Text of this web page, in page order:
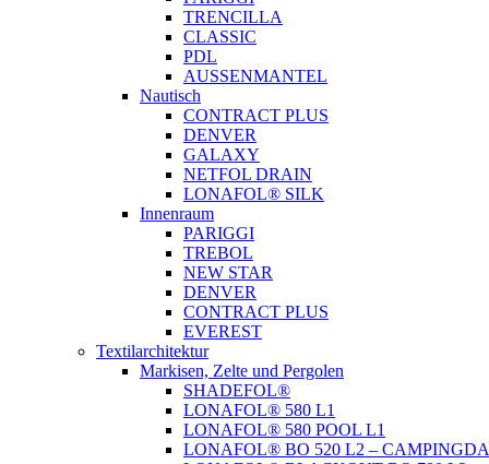
TRENCILLA
CLASSIC
PDL
AUSSENMANTEL
Nautisch
CONTRACT PLUS
DENVER
GALAXY
NETFOL DRAIN
LONAFOL® SILK
Innenraum
PARIGGI
TREBOL
NEW STAR
DENVER
CONTRACT PLUS
EVEREST
Textilarchitektur
Markisen, Zelte und Pergolen
SHADEFOL®
LONAFOL® 580 L1
LONAFOL® 580 POOL L1
LONAFOL® BO 520 L2 –